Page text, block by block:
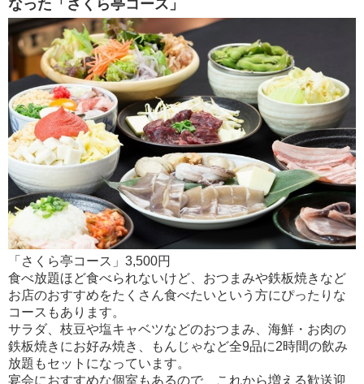
なった「さくら亭コース」
「さくら亭コース」3,500円
食べ放題ほど食べられないけど、おつまみや鉄板焼きなど
お店のおすすめをたくさん食べたいという方にぴったりな
コースもあります。
サラダ、枝豆や塩キャベツなどのおつまみ、海鮮・お肉の
鉄板焼きにお好み焼き、もんじゃなど全9品に2時間の飲み
放題もセットになっています。
宴会におすすめな個室もあるので、これから増える歓送迎